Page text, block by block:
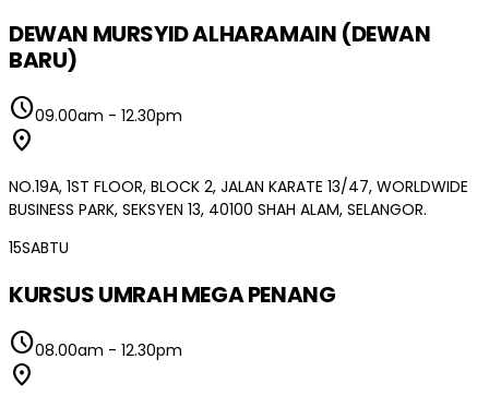
DEWAN MURSYID ALHARAMAIN (DEWAN
BARU)
schedule09.00am - 12.30pm
location_on
NO.19A, 1ST FLOOR, BLOCK 2, JALAN KARATE 13/47, WORLDWIDE
BUSINESS PARK, SEKSYEN 13, 40100 SHAH ALAM, SELANGOR.
15SABTU
KURSUS UMRAH MEGA PENANG
schedule08.00am - 12.30pm
location_on